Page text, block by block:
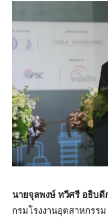
นายจุลพงษ์ ทวีศรี อธิบดี
กรมโรงงานอุตสาหกรร